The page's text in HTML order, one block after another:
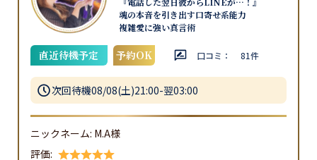
魂の本音を引き出す口寄せ系能力
複雑愛に強い真言術
直近待機予定 予約OK 口コミ： 81件
次回待機08/08(土)21:00-翌03:00
ニックネーム: M.A様
評価: